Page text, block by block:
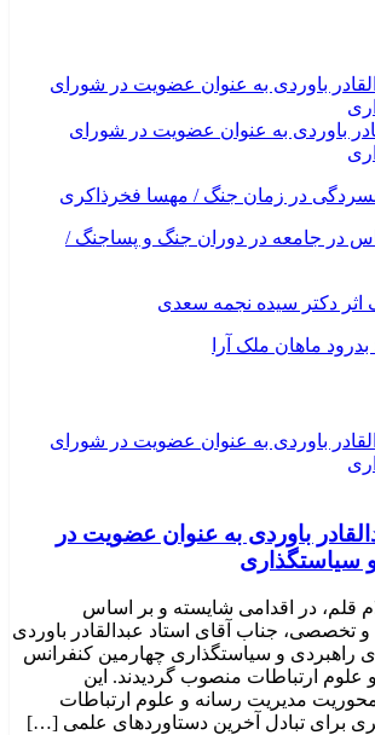
باوردی به عنوان عضویت در شورای
در زمان جنگ / مهسا فخرذاکری
در جامعه در دوران جنگ و پساجنگ /
اثر دکتر سیده نجمه سعدی
ماهان ملک آرا
باوردی به عنوان عضویت در
سیاستگذاری
قلم، در اقدامی شایسته و بر اساس
جناب آقای استاد عبدالقادر باوردی
راهبردی و سیاستگذاری چهارمین کنفرانس
علوم ارتباطات منصوب گردیدند. این
مدیریت رسانه و علوم ارتباطات
برای تبادل آخرین دستاوردهای علمی […]